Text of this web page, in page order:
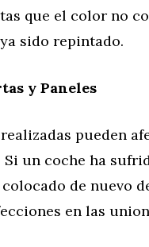
que el color no
sido repintado.
y Paneles
pueden
un coche ha
de nuevo
en las